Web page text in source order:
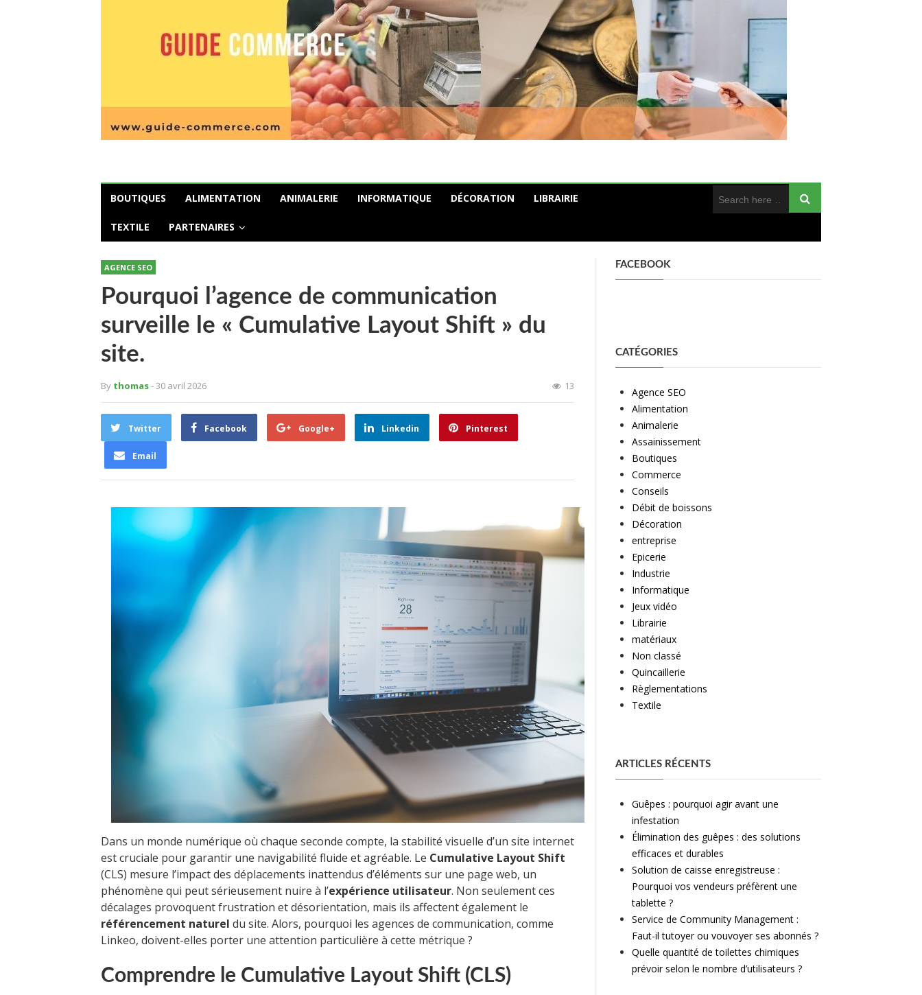
BOUTIQUES ALIMENTATION ANIMALERIE INFORMATIQUE DÉCORATION LIBRAIRIE
TEXTILE PARTENAIRES
AGENCE SEO
Pourquoi l’agence de communication
surveille le « Cumulative Layout Shift » du
site.
By thomas- 30 avril 2026 13
Twitter Facebook Google+ Linkedin Pinterest
Email
Dans un monde numérique où chaque seconde compte, la stabilité visuelle d’un site internet
est cruciale pour garantir une navigabilité fluide et agréable. Le Cumulative Layout Shift
(CLS) mesure l’impact des déplacements inattendus d’éléments sur une page web, un
phénomène qui peut sérieusement nuire à l’expérience utilisateur. Non seulement ces
décalages provoquent frustration et désorientation, mais ils affectent également le
référencement naturel du site. Alors, pourquoi les agences de communication, comme
Linkeo, doivent-elles porter une attention particulière à cette métrique ?
Comprendre le Cumulative Layout Shift (CLS)
FACEBOOK
CATÉGORIES
Agence SEO
Alimentation
Animalerie
Assainissement
Boutiques
Commerce
Conseils
Débit de boissons
Décoration
entreprise
Epicerie
Industrie
Informatique
Jeux vidéo
Librairie
matériaux
Non classé
Quincaillerie
Règlementations
Textile
ARTICLES RÉCENTS
Guêpes : pourquoi agir avant une
infestation
Élimination des guêpes : des solutions
efficaces et durables
Solution de caisse enregistreuse :
Pourquoi vos vendeurs préfèrent une
tablette ?
Service de Community Management :
Faut-il tutoyer ou vouvoyer ses abonnés ?
Quelle quantité de toilettes chimiques
prévoir selon le nombre d’utilisateurs ?